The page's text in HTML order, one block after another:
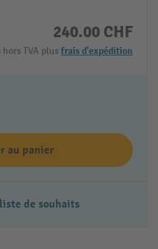
240.00 CHF
hors TVA plus frais d'expédition
au panier
de souhaits